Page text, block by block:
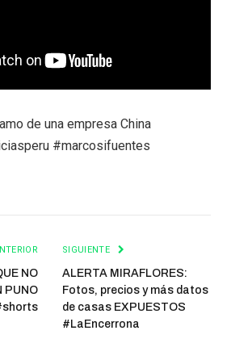
de una empresa China
#marcosifuentes
NO
PUNO
SIGUIENTE
ALERTA MIRAFLORES:
Fotos, precios y más datos
de casas EXPUESTOS
#LaEncerrona